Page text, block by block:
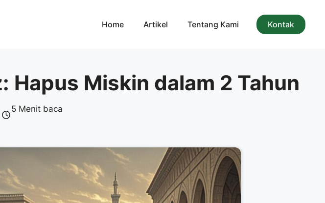
Home Artikel Tentang Kami Kontak
Hapus Miskin dalam 2 Tahun
5 Menit baca